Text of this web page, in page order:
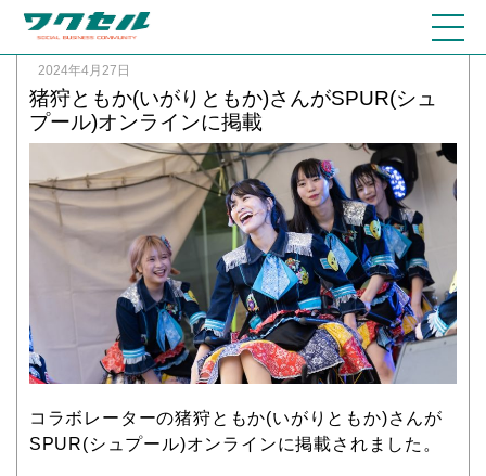
2024年4月27日
猪狩ともか(いがりともか)さんがSPUR(シュ
プール)オンラインに掲載
コラボレーターの猪狩ともか(いがりともか)さんが
SPUR(シュプール)オンラインに掲載されました。